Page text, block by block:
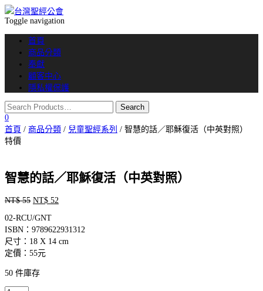
Toggle navigation
首頁
商品分類
奉獻
顧客中心
隱私權保護
0
首頁 / 商品分類 / 兒童聖經系列 / 智慧的話／耶穌復活（中英對照）
特價
智慧的話／耶穌復活（中英對照）
NT$55 原
始
價
格：
NT$ 55。
NT$ 52目
價
02-RCU/GNT
ISBN：9789622931312
尺寸：18 X 14 cm
定價：55元
50 件庫存